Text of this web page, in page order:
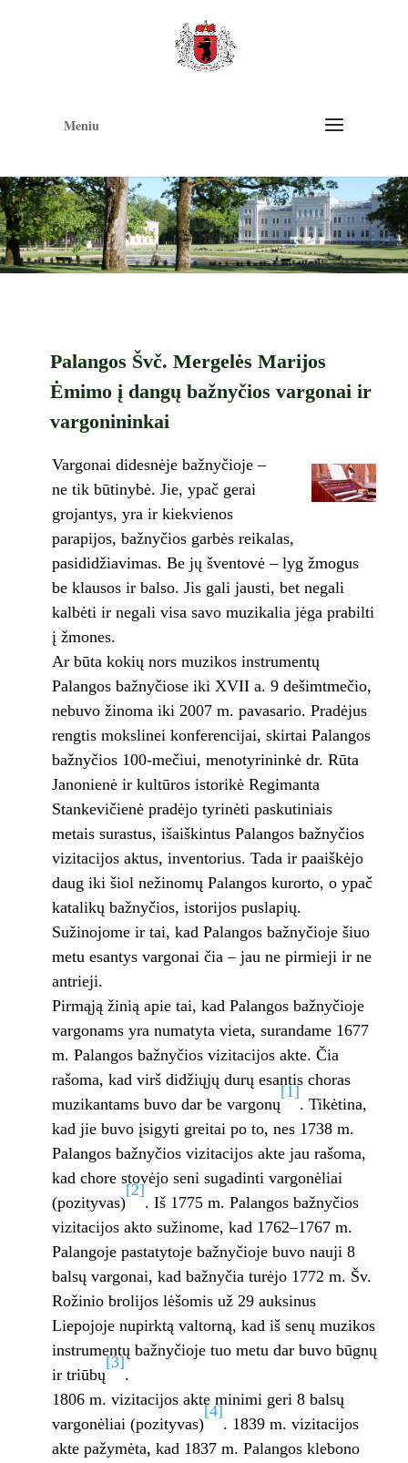
Meniu
Palangos Švč. Mergelės Marijos
Ėmimo į dangų bažnyčios vargonai ir
vargonininkai
Vargonai didesnėje bažnyčioje –
ne tik būtinybė. Jie, ypač gerai
grojantys, yra ir kiekvienos
parapijos, bažnyčios garbės reikalas,
pasididžiavimas. Be jų šventovė – lyg žmogus
be klausos ir balso. Jis gali jausti, bet negali
kalbėti ir negali visa savo muzikalia jėga prabilti
į žmones.
Ar būta kokių nors muzikos instrumentų
Palangos bažnyčiose iki XVII a. 9 dešimtmečio,
nebuvo žinoma iki 2007 m. pavasario. Pradėjus
rengtis mokslinei konferencijai, skirtai Palangos
bažnyčios 100-mečiui, menotyrininkė dr. Rūta
Janonienė ir kultūros istorikė Regimanta
Stankevičienė pradėjo tyrinėti paskutiniais
metais surastus, išaiškintus Palangos bažnyčios
vizitacijos aktus, inventorius. Tada ir paaiškėjo
daug iki šiol nežinomų Palangos kurorto, o ypač
katalikų bažnyčios, istorijos puslapių.
Sužinojome ir tai, kad Palangos bažnyčioje šiuo
metu esantys vargonai čia – jau ne pirmieji ir ne
antrieji.
Pirmąją žinią apie tai, kad Palangos bažnyčioje
vargonams yra numatyta vieta, surandame 1677
m. Palangos bažnyčios vizitacijos akte. Čia
rašoma, kad virš didžiųjų durų esantis choras
muzikantams buvo dar be vargonų
[1]
. Tikėtina,
kad jie buvo įsigyti greitai po to, nes 1738 m.
Palangos bažnyčios vizitacijos akte jau rašoma,
kad chore stovėjo seni sugadinti vargonėliai
(pozityvas)
[2]
. Iš 1775 m. Palangos bažnyčios
vizitacijos akto sužinome, kad 1762–1767 m.
Palangoje pastatytoje bažnyčioje buvo nauji 8
balsų vargonai, kad bažnyčia turėjo 1772 m. Šv.
Rožinio brolijos lėšomis už 29 auksinus
Liepojoje nupirktą valtorną, kad iš senų muzikos
instrumentų bažnyčioje tuo metu dar buvo būgnų
ir triūbų
[3]
.
1806 m. vizitacijos akte minimi geri 8 balsų
vargonėliai (pozityvas)
[4]
. 1839 m. vizitacijos
akte pažymėta, kad 1837 m. Palangos klebono